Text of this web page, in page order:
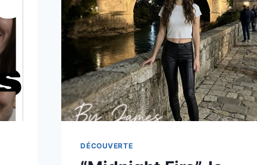
ÉNERGIQUE
ET
LIBÉRATEUR
DÉCOUVERTE